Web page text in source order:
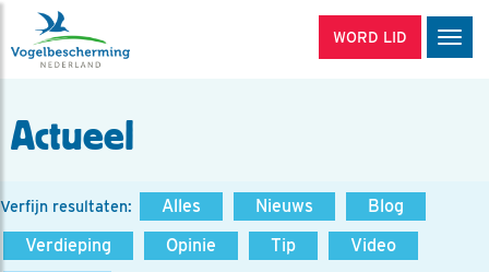
WORD LID
Actueel
Verfijn resultaten: Alles Nieuws
Blog
Verdieping
Opinie Tip
Video